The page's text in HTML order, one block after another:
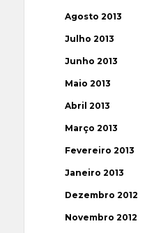
Agosto 2013
Julho 2013
Junho 2013
Maio 2013
Abril 2013
Março 2013
Fevereiro 2013
Janeiro 2013
Dezembro 2012
Novembro 2012